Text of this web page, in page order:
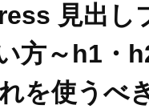
見出し
方～h1・
を使うべ